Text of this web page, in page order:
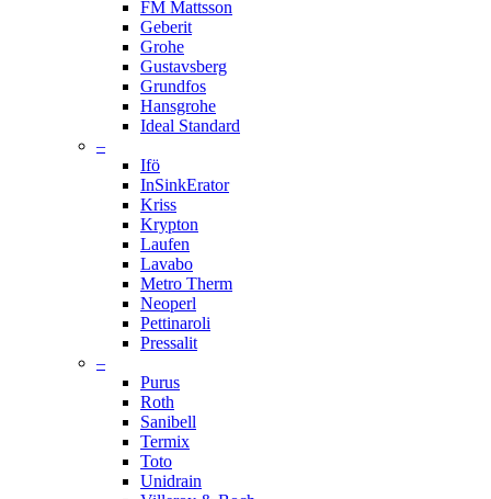
FM Mattsson
Geberit
Grohe
Gustavsberg
Grundfos
Hansgrohe
Ideal Standard
–
Ifö
InSinkErator
Kriss
Krypton
Laufen
Lavabo
Metro Therm
Neoperl
Pettinaroli
Pressalit
–
Purus
Roth
Sanibell
Termix
Toto
Unidrain